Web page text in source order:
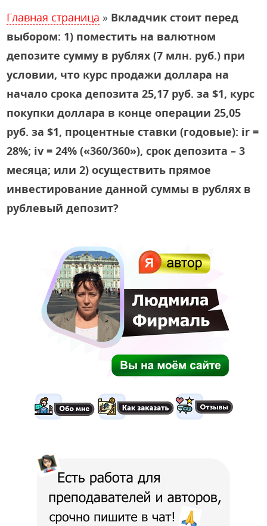
Главная страница » Вкладчик стоит перед
выбором: 1) поместить на валютном
депозите сумму в рублях (7 млн. руб.) при
условии, что курс продажи доллара на
начало срока депозита 25,17 руб. за $1, курс
покупки доллара в конце операции 25,05
руб. за $1, процентные ставки (годовые): ir =
28%; iv = 24% («360/360»), срок депозита – 3
месяца; или 2) осуществить прямое
инвестирование данной суммы в рублях в
рублевый депозит?